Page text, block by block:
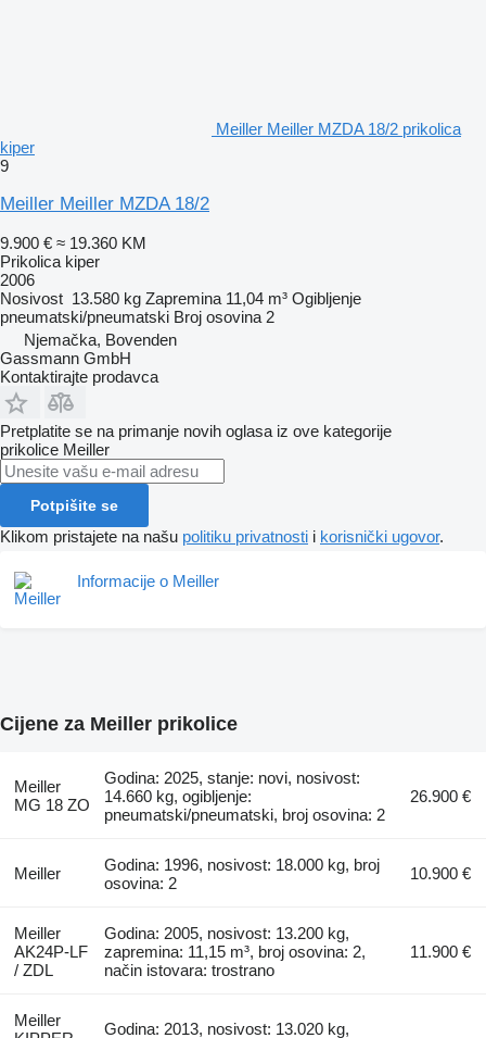
Meiller Meiller MZDA 18/2 prikolica
kiper
9
Meiller Meiller MZDA 18/2
9.900 € ≈ 19.360 KM
Prikolica kiper
2006
Nosivost 13.580 kg Zapremina 11,04 m³ Ogibljenje
pneumatski/pneumatski Broj osovina 2
Njemačka, Bovenden
Gassmann GmbH
Kontaktirajte prodavca
Pretplatite se na primanje novih oglasa iz ove kategorije
prikolice Meiller
Potpišite se
Klikom pristajete na našu politiku privatnosti i korisnički ugovor.
Informacije o Meiller
Cijene za Meiller prikolice
Meiller
MG 18 ZO
Godina: 2025, stanje: novi, nosivost:
14.660 kg, ogibljenje:
pneumatski/pneumatski, broj osovina: 2
26.900 €
Meiller
Godina: 1996, nosivost: 18.000 kg, broj
osovina: 2
10.900 €
Meiller
AK24P-LF
/ ZDL
Godina: 2005, nosivost: 13.200 kg,
zapremina: 11,15 m³, broj osovina: 2,
način istovara: trostrano
11.900 €
Meiller
Godina: 2013, nosivost: 13.020 kg,